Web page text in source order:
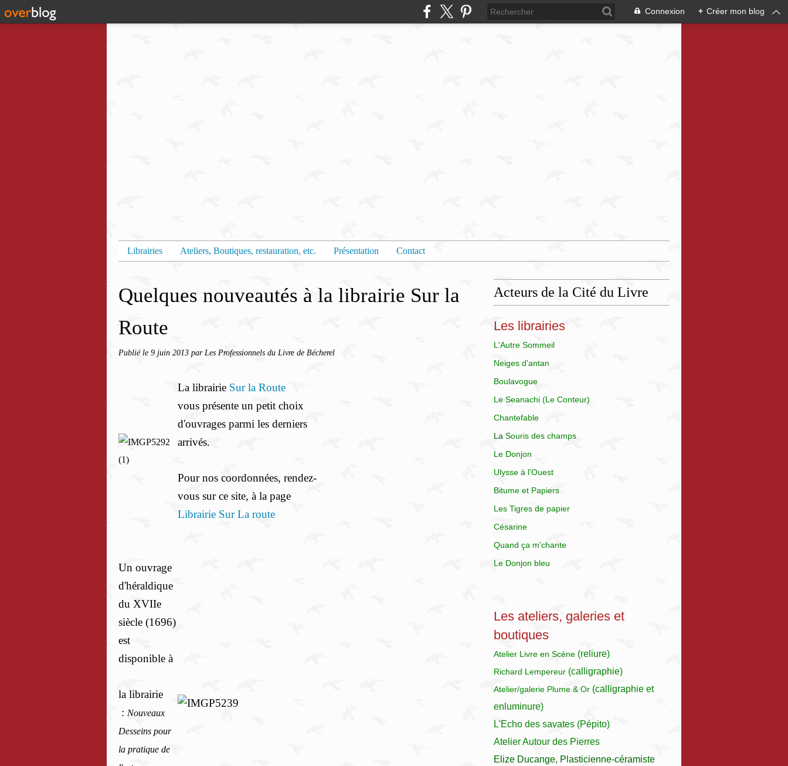
Connexion + Créer mon blog
Librairies Ateliers, Boutiques, restauration, etc. Présentation Contact
Quelques nouveautés à la librairie Sur la
Route
Publié le 9 juin 2013 par Les Professionnels du Livre de Bécherel
La librairie Sur la Route
vous présente un petit choix
d'ouvrages parmi les derniers
arrivés.
Pour nos coordonnées, rendez-
vous sur ce site, à la page
Librairie Sur La route
Un ouvrage
d'héraldique
du XVIIe
siècle (1696)
est
disponible à
la librairie
: Nouveaux
Desseins pour
la pratique de
Acteurs de la Cité du Livre
Les librairies
L'Autre Sommeil
Neiges d'antan
Boulavogue
Le Seanachi (Le Conteur)
Chantefable
La Souris des champs
Le Donjon
Ulysse à l'Ouest
Bitume et Papiers
Les Tigres de papier
Césarine
Quand ça m'chante
Le Donjon bleu
Les ateliers, galeries et
boutiques
Atelier Livre en Scène (reliure)
Richard Lempereur (calligraphie)
Atelier/galerie Plume & Or (calligraphie et
enluminure)
L'Echo des savates (Pépito)
Atelier Autour des Pierres
Elize Ducange, Plasticienne-céramiste